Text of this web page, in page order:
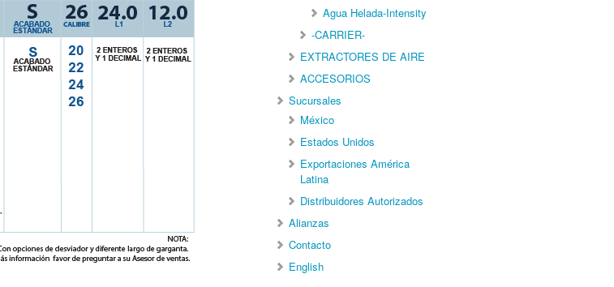
Agua Helada-Intensity
-CARRIER-
EXTRACTORES DE AIRE
ACCESORIOS
Sucursales
México
Estados Unidos
Exportaciones América
Latina
Distribuidores Autorizados
Alianzas
Contacto
English